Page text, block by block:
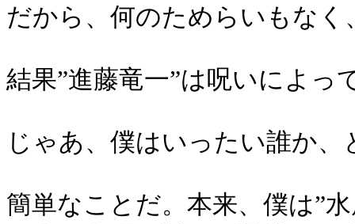
だから、何のためらいもなく
結果”進藤竜一”は呪いによっ
じゃあ、僕はいったい誰か
簡単なことだ。本来、僕は”